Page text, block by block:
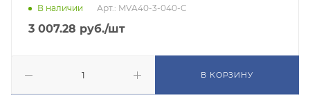
В наличии Арт.: MVA40-3-040-C
3 007.28 руб./шт
В КОРЗИНУ